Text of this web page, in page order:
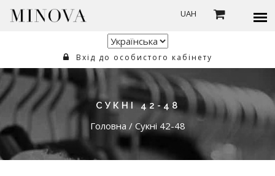
UAH
Вхід до особистого кабінету
СУКНІ 42-48
Головна / Сукні 42-48